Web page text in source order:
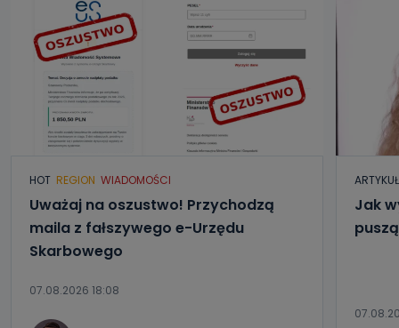
danych osobowych?
Można to zrobić pod numerem telefonu 62 735-51-05 lub
e-mailowo pod adresem: poczta@tvproart.pl
HOT REGION WIADOMOŚCI
Uważaj na oszustwo! Przychodzą
maila z fałszywego e-Urzędu
Skarbowego
07.08.2026 18:08
Jak